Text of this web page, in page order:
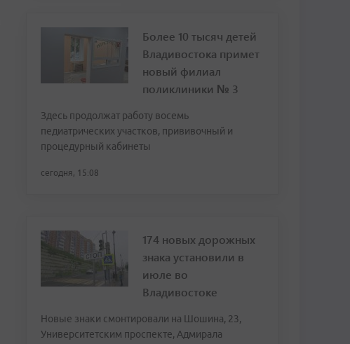
Более 10 тысяч детей
Владивостока примет
новый филиал
поликлиники № 3
Здесь продолжат работу восемь
педиатрических участков, прививочный и
процедурный кабинеты
сегодня, 15:08
174 новых дорожных
знака установили в
июле во
Владивостоке
Новые знаки смонтировали на Шошина, 23,
Университетским проспекте, Адмирала